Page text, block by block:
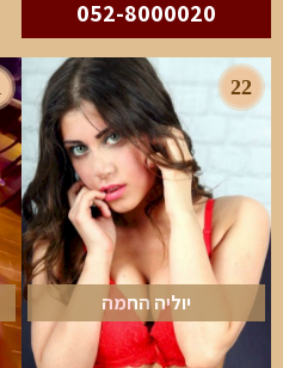
052-8000020
22
יוליה החמה